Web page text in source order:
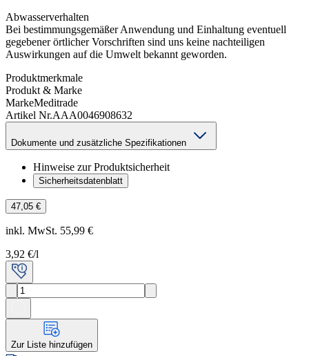
Abwasserverhalten
Bei bestimmungsgemäßer Anwendung und Einhaltung eventuell
gegebener örtlicher Vorschriften sind uns keine nachteiligen
Auswirkungen auf die Umwelt bekannt geworden.
Produktmerkmale
Produkt & Marke
MarkeMeditrade
Artikel Nr.AAA0046908632
Dokumente und zusätzliche Spezifikationen
Hinweise zur Produktsicherheit
Sicherheitsdatenblatt
47,05 €
inkl. MwSt. 55,99 €
3,92 €/l
Zur Liste hinzufügen